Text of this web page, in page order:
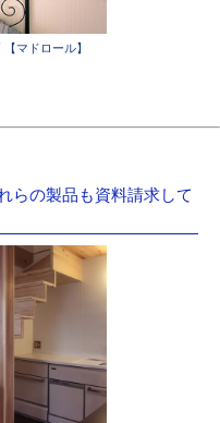
マドロール】
らの製品も資料請求して